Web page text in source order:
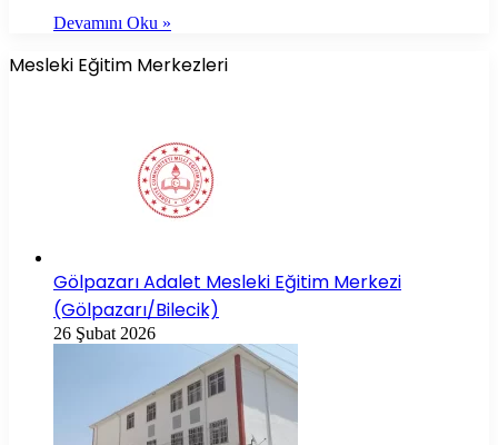
Devamını Oku »
Mesleki Eğitim Merkezleri
Gölpazarı Adalet Mesleki Eğitim Merkezi
(Gölpazarı/Bilecik)
26 Şubat 2026